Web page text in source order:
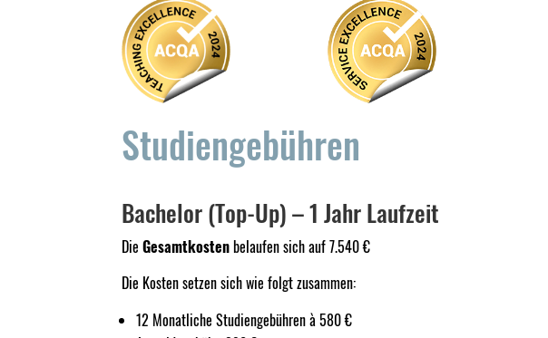
Studiengebühren
Bachelor (Top-Up) – 1 Jahr Laufzeit
DieGesamtkostenbelaufen sich auf 7.540 €
Die Kosten setzen sich wie folgt zusammen:
12 Monatliche Studiengebühren à 580 €